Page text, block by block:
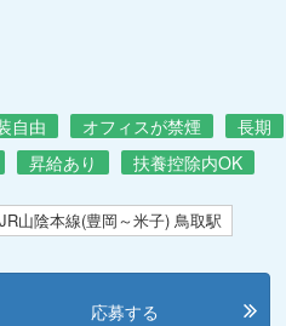
自由 オフィスが禁煙 長期
昇給あり 扶養控除内OK
JR山陰本線(豊岡～米子) 鳥取駅
応募する